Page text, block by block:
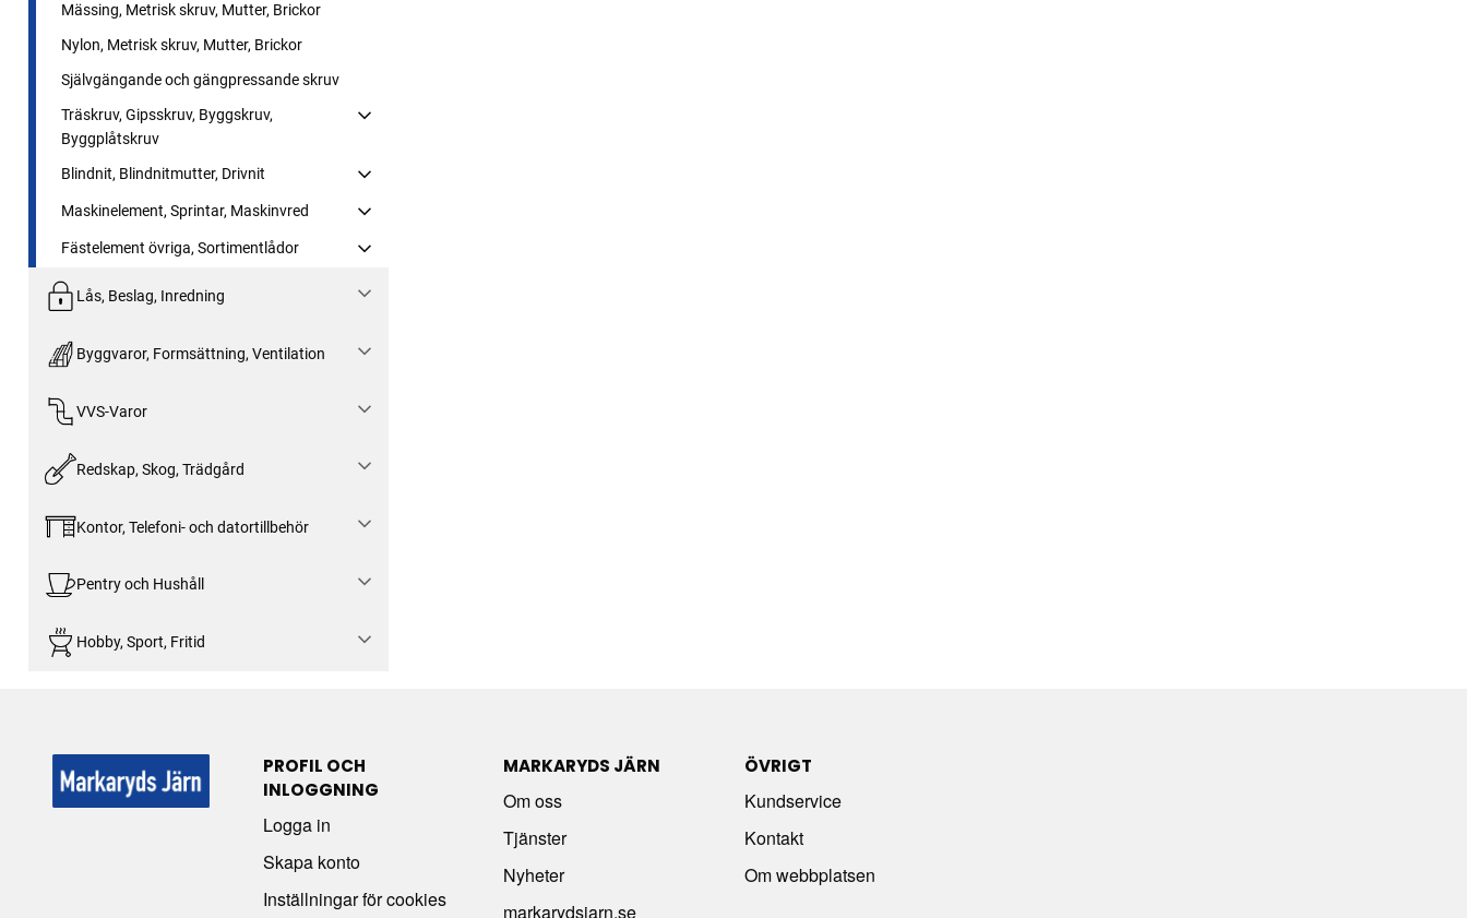
Mässing, Metrisk skruv, Mutter, Brickor
Nylon, Metrisk skruv, Mutter, Brickor
Självgängande och gängpressande skruv
Träskruv, Gipsskruv, Byggskruv,
Byggplåtskruv
Blindnit, Blindnitmutter, Drivnit
Maskinelement, Sprintar, Maskinvred
Fästelement övriga, Sortimentlådor
Lås, Beslag, Inredning
Byggvaror, Formsättning, Ventilation
VVS-Varor
Redskap, Skog, Trädgård
Kontor, Telefoni- och datortillbehör
Pentry och Hushåll
Hobby, Sport, Fritid
PROFIL OCH
INLOGGNING
Logga in
Skapa konto
Inställningar för cookies
MARKARYDS JÄRN
Om oss
Tjänster
Nyheter
markarydsjarn.se
ÖVRIGT
Kundservice
Kontakt
Om webbplatsen